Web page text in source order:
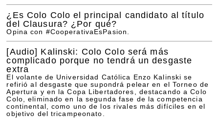
¿Es Colo Colo el principal candidato al título
del Clausura? ¿Por qué?
Opina con #CooperativaEsPasion.
[Audio] Kalinski: Colo Colo será más
complicado porque no tendrá un desgaste
extra
El volante de Universidad Católica Enzo Kalinski se
refirió al desgaste que supondrá pelear en el Torneo de
Apertura y en la Copa Libertadores, destacando a Colo
Colo, eliminado en la segunda fase de la competencia
continental, como uno de los rivales más difíciles en el
objetivo del tricampeonato.